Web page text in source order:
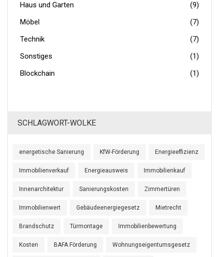
Haus und Garten
(9)
Möbel
(7)
Technik
(7)
Sonstiges
(1)
Blockchain
(1)
SCHLAGWORT-WOLKE
energetische Sanierung KfW-Förderung Energieeffizienz
Immobilienverkauf Energieausweis Immobilienkauf
Innenarchitektur Sanierungskosten Zimmertüren
Immobilienwert Gebäudeenergiegesetz Mietrecht
Brandschutz Türmontage Immobilienbewertung
Kosten BAFA Förderung Wohnungseigentumsgesetz